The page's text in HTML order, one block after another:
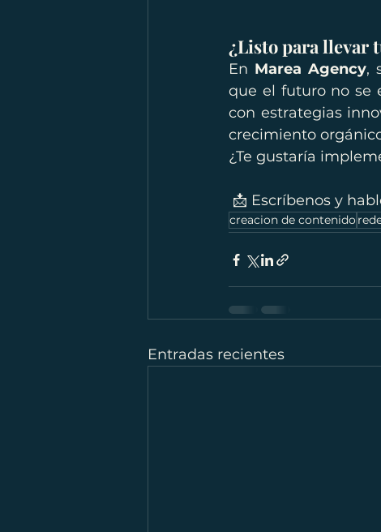
¿Listo para llevar
En Marea Agency,
que el futuro no se
con estrategias
crecimiento
¿Te gustaría
📩 Escríbenos y
creacion de contenido
Entradas recientes